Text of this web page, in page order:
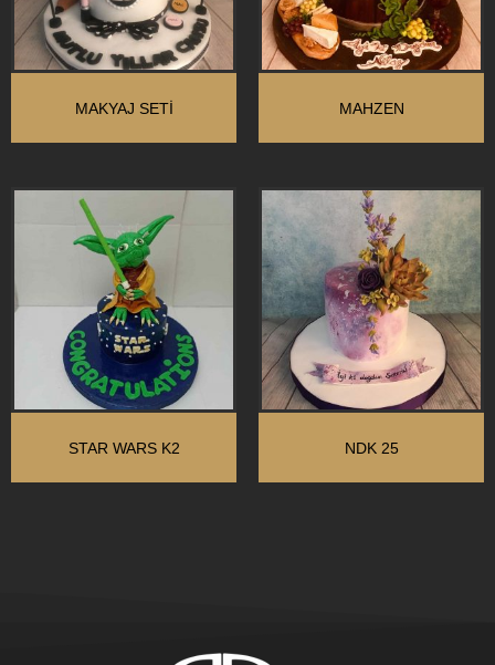
MAKYAJ SETİ MAHZEN
STAR WARS K2 NDK 25